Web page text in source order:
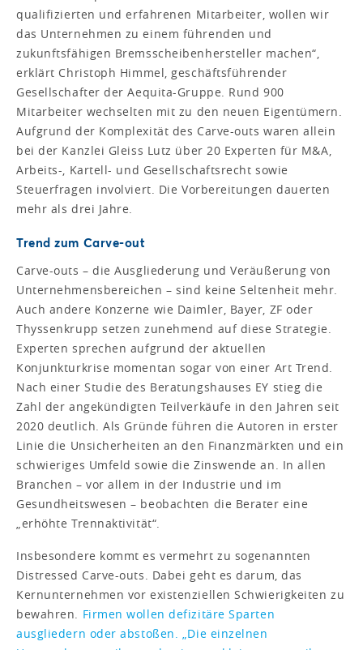
qualifizierten und erfahrenen Mitarbeiter, wollen wir
das Unternehmen zu einem führenden und
zukunftsfähigen Bremsscheibenhersteller machen“,
erklärt Christoph Himmel, geschäftsführender
Gesellschafter der Aequita-Gruppe. Rund 900
Mitarbeiter wechselten mit zu den neuen Eigentümern.
Aufgrund der Komplexität des Carve-outs waren allein
bei der Kanzlei Gleiss Lutz über 20 Experten für M&A,
Arbeits-, Kartell- und Gesellschaftsrecht sowie
Steuerfragen involviert. Die Vorbereitungen dauerten
mehr als drei Jahre.
Trend zum Carve-out
Carve-outs – die Ausgliederung und Veräußerung von
Unternehmensbereichen – sind keine Seltenheit mehr.
Auch andere Konzerne wie Daimler, Bayer, ZF oder
Thyssenkrupp setzen zunehmend auf diese Strategie.
Experten sprechen aufgrund der aktuellen
Konjunkturkrise momentan sogar von einer Art Trend.
Nach einer Studie des Beratungshauses EY stieg die
Zahl der angekündigten Teilverkäufe in den Jahren seit
2020 deutlich. Als Gründe führen die Autoren in erster
Linie die Unsicherheiten an den Finanzmärkten und ein
schwieriges Umfeld sowie die Zinswende an. In allen
Branchen – vor allem in der Industrie und im
Gesundheitswesen – beobachten die Berater eine
„erhöhte Trennaktivität“.
Insbesondere kommt es vermehrt zu sogenannten
Distressed Carve-outs. Dabei geht es darum, das
Kernunternehmen vor existenziellen Schwierigkeiten zu
bewahren. Firmen wollen defizitäre Sparten
ausgliedern oder abstoßen. „Die einzelnen